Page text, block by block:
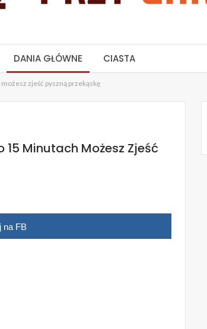
DANIA GŁÓWNE CIASTA
zjeść pyszną przekąskę
15 Minutach Możesz Zjeść
na FB